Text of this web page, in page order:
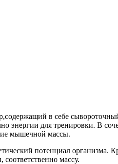
в себе
энергии для тренировки. В
мышечной массы.
потенциал организма.
массу.